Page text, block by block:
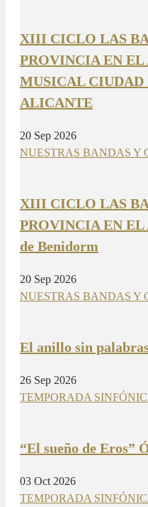
XIII CICLO LAS
PROVINCIA EN EL
MUSICAL CIUDAD
ALICANTE
20 Sep 2026
NUESTRAS BANDAS Y
XIII CICLO LAS
PROVINCIA EN EL
de Benidorm
20 Sep 2026
NUESTRAS BANDAS Y
El anillo sin
26 Sep 2026
TEMPORADA
“El sueño de Eros”
03 Oct 2026
TEMPORADA